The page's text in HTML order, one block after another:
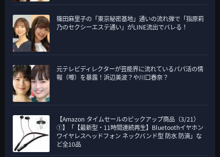
篠田麻里子の「東京秘密基地」通いの流れ弾で「指原莉
乃のセクシーエステ通い」がLINE流出でバレる！
元テレビディレクターが芸能界に流れているパパ活の情
報（噂）を暴露！浜辺美波？や川口春奈？
【Amazon タイムセールのピックアップ商品（3/21）
①】「【最新型・11時間連続再生】Bluetoothイヤホン
ワイヤレスヘッドフォン ネックバンド型 防水 防滴」な
ど全10品